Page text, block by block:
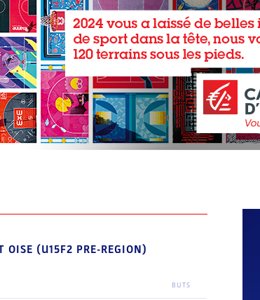
OISE (U15F2 PRE-REGION)
BUTS